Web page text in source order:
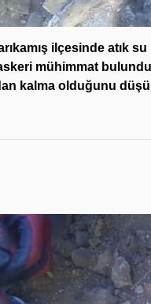
ilçesinde atık
mühimmat
kalma olduğunu